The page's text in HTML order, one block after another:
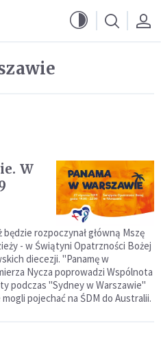
W
rozpoczynał główną Mszę
- w Świątyni Opatrzności Bożej
diecezji. "Panamę w
Nycza poprowadzi Wspólnota
podczas "Sydney w Warszawie"
pojechać na ŚDM do Australii.